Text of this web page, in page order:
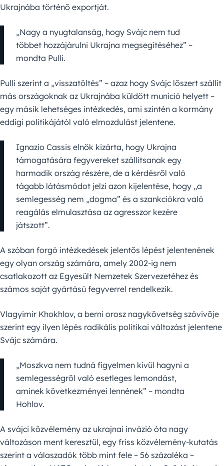
Ukrajnába történő exportját.
„Nagy a nyugtalanság, hogy Svájc nem tud
többet hozzájárulni Ukrajna megsegítéséhez” –
mondta Pulli.
Pulli szerint a „visszatöltés” – azaz hogy Svájc lőszert szállít
más országoknak az Ukrajnába küldött muníció helyett –
egy másik lehetséges intézkedés, ami szintén a kormány
eddigi politikájától való elmozdulást jelentene.
Ignazio Cassis elnök kizárta, hogy Ukrajna
támogatására fegyvereket szállítsanak egy
harmadik ország részére, de a kérdésről való
tágabb látásmódot jelzi azon kijelentése, hogy „a
semlegesség nem „dogma” és a szankciókra való
reagálás elmulasztása az agresszor kezére
játszott”.
A szóban forgó intézkedések jelentős lépést jelentenének
egy olyan ország számára, amely 2002-ig nem
csatlakozott az Egyesült Nemzetek Szervezetéhez és
számos saját gyártású fegyverrel rendelkezik.
Vlagyimir Khokhlov, a berni orosz nagykövetség szóvivője
szerint egy ilyen lépés radikális politikai változást jelentene
Svájc számára.
„Moszkva nem tudná figyelmen kívül hagyni a
semlegességről való esetleges lemondást,
aminek következményei lennének” – mondta
Hohlov.
A svájci közvélemény az ukrajnai invázió óta nagy
változáson ment keresztül, egy friss közvélemény-kutatás
szerint a válaszadók több mint fele – 56 százaléka –